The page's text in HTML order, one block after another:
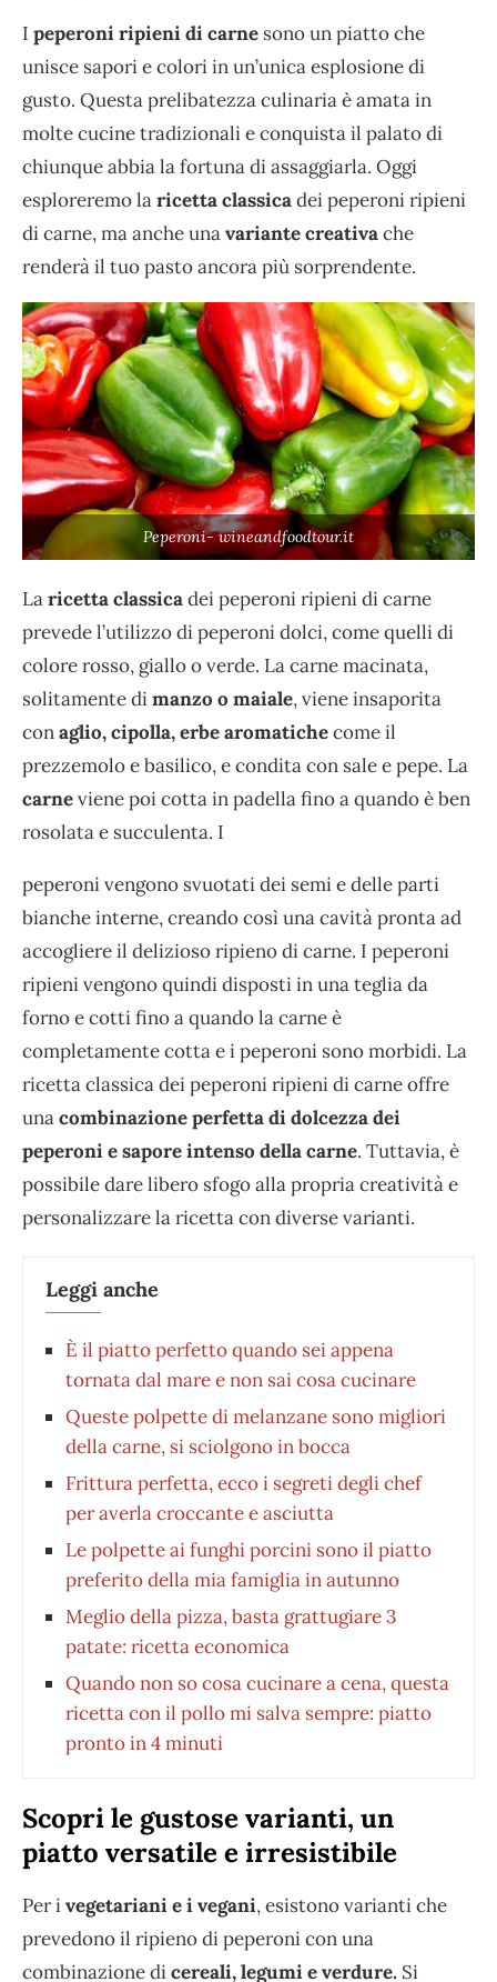
I peperoni ripieni di carne sono un piatto che
unisce sapori e colori in un’unica esplosione di
gusto. Questa prelibatezza culinaria è amata in
molte cucine tradizionali e conquista il palato di
chiunque abbia la fortuna di assaggiarla. Oggi
esploreremo laricetta classicadei peperoni ripieni
di carne, ma anche unavariante creativache
renderà il tuo pasto ancora più sorprendente.
Peperoni- wineandfoodtour.it
Laricetta classicadei peperoni ripieni di carne
prevede l’utilizzo di peperoni dolci, come quelli di
colore rosso, giallo o verde. La carne macinata,
solitamente dimanzo o maiale, viene insaporita
conaglio, cipolla, erbe aromatichecome il
prezzemolo e basilico, e condita con sale e pepe. La
carneviene poi cotta in padella fino a quando è ben
rosolata e succulenta. I
peperoni vengono svuotati dei semi e delle parti
bianche interne, creando così una cavità pronta ad
accogliere il delizioso ripieno di carne. I peperoni
ripieni vengono quindi disposti in una teglia da
forno e cotti fino a quando la carne è
completamente cotta e i peperoni sono morbidi. La
ricetta classica dei peperoni ripieni di carne offre
unacombinazione perfetta di dolcezza dei
peperoni e sapore intenso della carne. Tuttavia, è
possibile dare libero sfogo alla propria creatività e
personalizzare la ricetta con diverse varianti.
Leggi anche
È il piatto perfetto quando sei appena
tornata dal mare e non sai cosa cucinare
Queste polpette di melanzane sono migliori
della carne, si sciolgono in bocca
Frittura perfetta, ecco i segreti degli chef
per averla croccante e asciutta
Le polpette ai funghi porcini sono il piatto
preferito della mia famiglia in autunno
Meglio della pizza, basta grattugiare 3
patate: ricetta economica
Quando non so cosa cucinare a cena, questa
ricetta con il pollo mi salva sempre: piatto
pronto in 4 minuti
Scopri le gustose varianti, un
piatto versatile e irresistibile
Per ivegetariani e i vegani, esistono varianti che
prevedono il ripieno di peperoni con una
combinazione dicereali, legumi e verdure. Si